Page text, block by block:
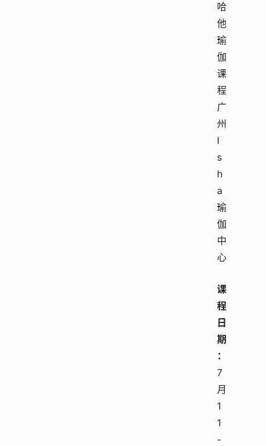
哈
他
瑜
伽
课
程
广
州
I
s
h
a
瑜
伽
中
心
课
程
日
期
：
7
月
1
1
-